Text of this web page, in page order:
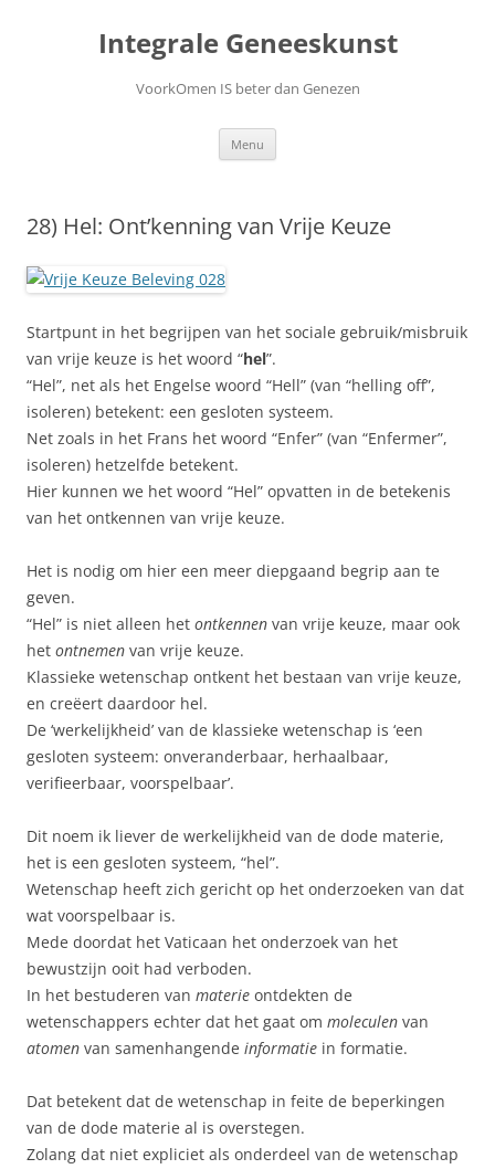
Integrale Geneeskunst
VoorkOmen IS beter dan Genezen
Menu
28) Hel: Ont’kenning van Vrije Keuze
Startpunt in het begrijpen van het sociale gebruik/misbruik
van vrije keuze is het woord “hel”.
“Hel”, net als het Engelse woord “Hell” (van “helling off”,
isoleren) betekent: een gesloten systeem.
Net zoals in het Frans het woord “Enfer” (van “Enfermer”,
isoleren) hetzelfde betekent.
Hier kunnen we het woord “Hel” opvatten in de betekenis
van het ontkennen van vrije keuze.
Het is nodig om hier een meer diepgaand begrip aan te
geven.
“Hel” is niet alleen het ontkennen van vrije keuze, maar ook
het ontnemen van vrije keuze.
Klassieke wetenschap ontkent het bestaan van vrije keuze,
en creëert daardoor hel.
De ‘werkelijkheid’ van de klassieke wetenschap is ‘een
gesloten systeem: onveranderbaar, herhaalbaar,
verifieerbaar, voorspelbaar’.
Dit noem ik liever de werkelijkheid van de dode materie,
het is een gesloten systeem, “hel”.
Wetenschap heeft zich gericht op het onderzoeken van dat
wat voorspelbaar is.
Mede doordat het Vaticaan het onderzoek van het
bewustzijn ooit had verboden.
In het bestuderen van materie ontdekten de
wetenschappers echter dat het gaat om moleculen van
atomen van samenhangende informatie in formatie.
Dat betekent dat de wetenschap in feite de beperkingen
van de dode materie al is overstegen.
Zolang dat niet expliciet als onderdeel van de wetenschap